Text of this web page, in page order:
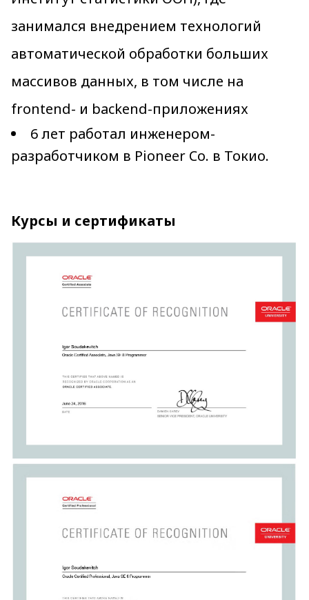
занимался внедрением технологий
автоматической обработки больших
массивов данных, в том числе на
frontend- и backend-приложениях
6 лет работал инженером-
разработчиком в Pioneer Co. в Токио.
Курсы и сертификаты